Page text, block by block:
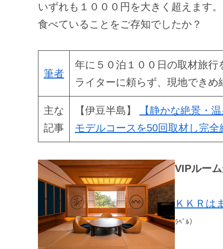
いずれも１０００円を大きく超えます
食べていることをご存知でしたか？
筆者
年に５０泊１００日の取材旅
ライターに頼らず、現地できめ
主な
記事
【伊豆半島】
【静かな絶景・
モデルコースを50回取材し完全
VIPルー
ＫＫＲは
ﾗﾍﾞﾙ）